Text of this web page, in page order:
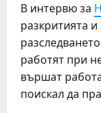
В интервю за
разкритията
работят при
вършат
поискал да